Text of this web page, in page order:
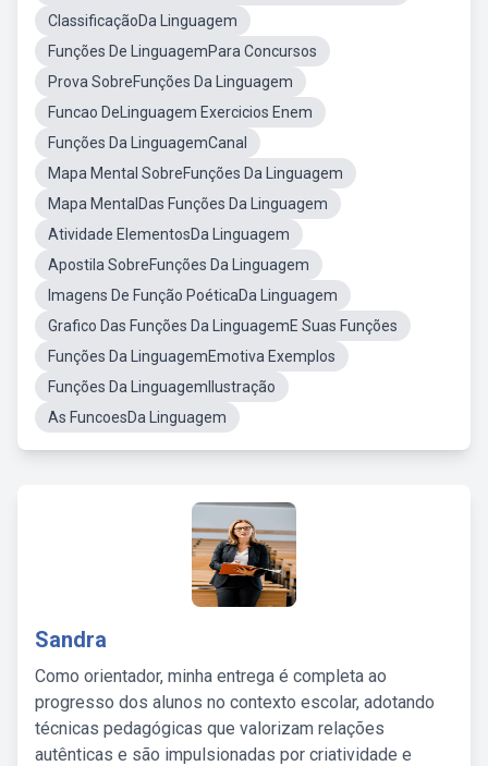
ClassificaçãoDa Linguagem
Funções De LinguagemPara Concursos
Prova SobreFunções Da Linguagem
Funcao DeLinguagem Exercicios Enem
Funções Da LinguagemCanal
Mapa Mental SobreFunções Da Linguagem
Mapa MentalDas Funções Da Linguagem
Atividade ElementosDa Linguagem
Apostila SobreFunções Da Linguagem
Imagens De Função PoéticaDa Linguagem
Grafico Das Funções Da LinguagemE Suas Funções
Funções Da LinguagemEmotiva Exemplos
Funções Da LinguagemIlustração
As FuncoesDa Linguagem
Sandra
Como orientador, minha entrega é completa ao
progresso dos alunos no contexto escolar, adotando
técnicas pedagógicas que valorizam relações
autênticas e são impulsionadas por criatividade e